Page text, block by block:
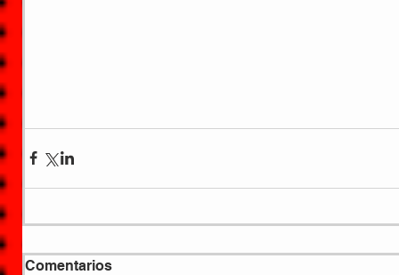
Comentarios